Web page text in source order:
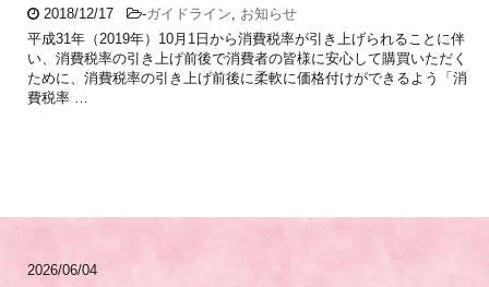
2018/12/17 -ガイドライン
お知らせ
平成31年（2019年）10月1日から消費税率が引き上げられることに伴
い、消費税率の引き上げ前後で消費者の皆様に安心して購買いただく
ために、消費税率の引き上げ前後に柔軟に価格付けができるよう「消
費税率 …
2026/06/04